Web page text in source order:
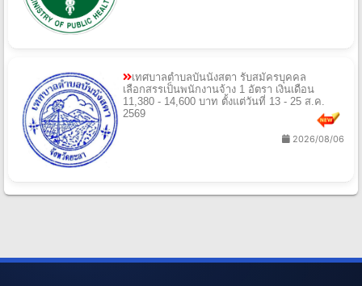
เทศบาลตําบลบันนังสตา รับสมัครบุคคล
เลือกสรรเป็นพนักงานจ้าง 1 อัตรา เงินเดือน
11,380 - 14,600 บาท ตั้งแต่วันที่ 13 - 25 ส.ค.
2569
2026/08/06